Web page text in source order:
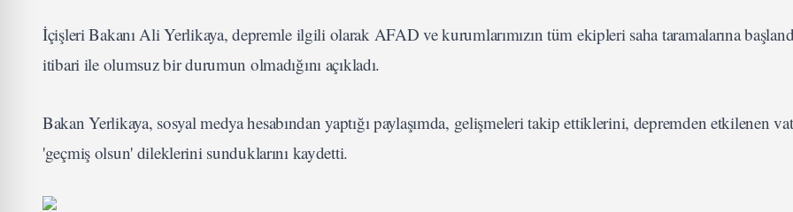
İçişleri Bakanı Ali Yerlikaya, depremle ilgili olarak AFAD ve kurumlarımızın tüm ekipleri saha taramalarına
itibari ile olumsuz bir durumun olmadığını açıkladı.
Bakan Yerlikaya, sosyal medya hesabından yaptığı paylaşımda, gelişmeleri takip ettiklerini, depremden etkilenen
'geçmiş olsun' dileklerini sunduklarını kaydetti.